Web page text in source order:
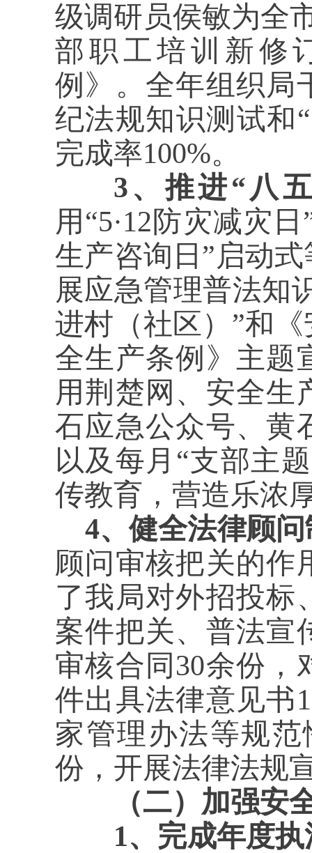
级调研员侯敏为全
部职工培训新修
例》 。全年组织局
纪法规知识测试和
完成率100%。
3、推进“八
用“5·12防灾减灾
生产咨询日”启动
展应急管理普法知
进村（社区）”和
全生产条例》主题
用荆楚网、安全生
石应急公众号、黄
以及每月“支部主
传教育，营造乐浓
4、健全法律顾
顾问审核把关的作
了我局对外招投标
案件把关、普法宣
审核合同30余份，
件出具法律意见书
家管理办法等规
份，开展法律法规
（二）加强安
1、完成年度